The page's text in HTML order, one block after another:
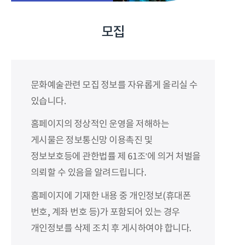
모집
문화예술관련 모집 정보를 자유롭게 올리실 수
있습니다.
홈페이지의 정상적인 운영을 저해하는
게시물은 정보통신망 이용촉진 및
정보보호등에 관한법률 제 61조’에 의거 처벌을
의뢰할 수 있음을 알려드립니다.
홈페이지에 기재한 내용 중 개인정보(휴대폰
번호, 계좌 번호 등)가 포함되어 있는 경우
개인정보를 삭제 조치 후 게시하여야 합니다.